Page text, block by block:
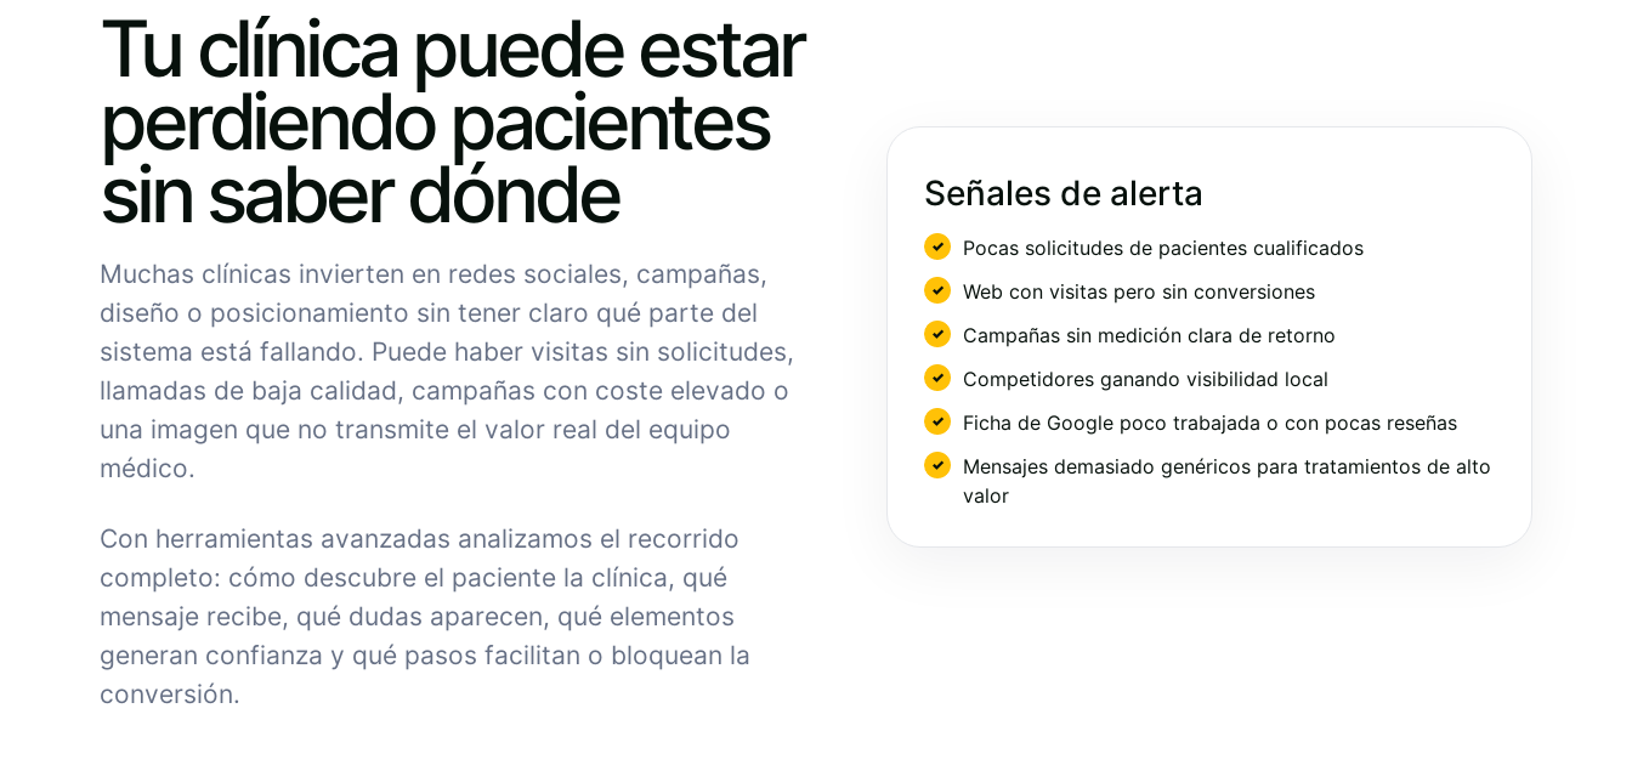
Tu clínica puede estar
perdiendo pacientes
sin saber dónde
Muchas clínicas invierten en redes sociales, campañas,
diseño o posicionamiento sin tener claro qué parte del
sistema está fallando. Puede haber visitas sin solicitudes,
llamadas de baja calidad, campañas con coste elevado o
una imagen que no transmite el valor real del equipo
médico.
Con herramientas avanzadas analizamos el recorrido
completo: cómo descubre el paciente la clínica, qué
mensaje recibe, qué dudas aparecen, qué elementos
generan confianza y qué pasos facilitan o bloquean la
conversión.
Señales de alerta
Pocas solicitudes de pacientes cualificados
Web con visitas pero sin conversiones
Campañas sin medición clara de retorno
Competidores ganando visibilidad local
Ficha de Google poco trabajada o con pocas reseñas
Mensajes demasiado genéricos para tratamientos de alto
valor